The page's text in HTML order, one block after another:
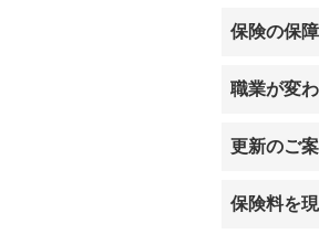
保険の保
職業が変
更新のご
保険料を